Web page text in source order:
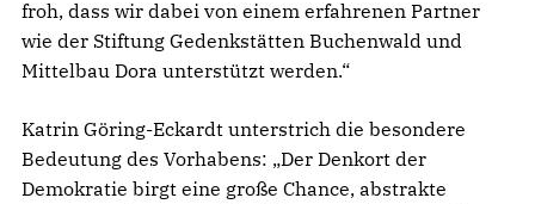
froh, dass wir dabei von einem erfahrenen Partner
wie der Stiftung Gedenkstätten Buchenwald und
Mittelbau Dora unterstützt werden.“
Katrin Göring-Eckardt unterstrich die besondere
Bedeutung des Vorhabens: „Der Denkort der
Demokratie birgt eine große Chance, abstrakte